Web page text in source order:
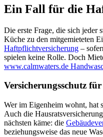
Ein Fall für die
Die erste Frage, die sich jeder
Küche zu den mitgemieteten
Haftpflichtversicherung –
spielen keine Rolle. Doch
www.calmwaters.de
Versicherungsschutz
Wer im Eigenheim wohnt, hat
Auch die
nächsten käme: die
beziehungsweise das neue